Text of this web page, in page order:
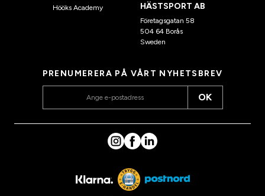
Hööks Academy
HÄSTSPORT AB
Företagsgatan 58
504 64 Borås
Sweden
PRENUMERERA PÅ VÅRT NYHETSBREV
OK